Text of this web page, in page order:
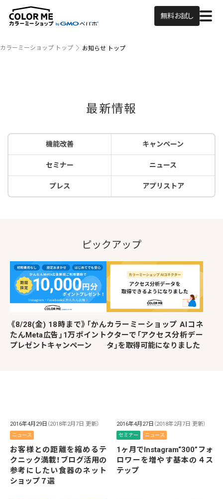
無料お試し
カラーミーショップ トップ お知らせ トップ
最新情報
機能改善 キャンペーン
セミナー ニュース
プレス アプリストア
ピックアップ
《8/28(金) 18時まで》「かん
たんMeta広告」1万ポイント
プレゼントキャンペーン
カラーミーショップ AIコネ
クターで「アクセス分析デー
タ」を取得可能になりました
2016年4月29日 （2018年2月7日 更新）
ニュース
お客様との距離を縮めるテ
クニック満載！ブログ活用の
参考にしたい食器のネット
ショップ７選
2016年4月27日 （2018年2月7日 更新）
セミナー ニュース
1ヶ月でInstagram“300”フォ
ロワーを増やす基本の４ス
テップ